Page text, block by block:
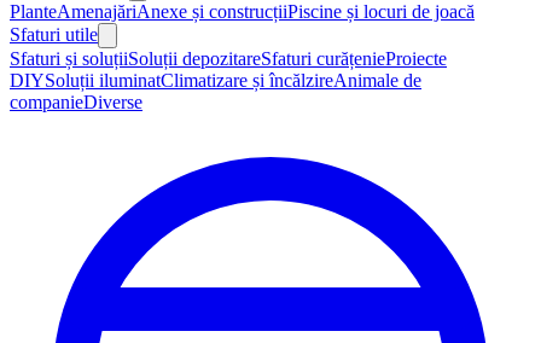
PlanteAmenajăriAnexe și construcțiiPiscine și locuri de joacă
Sfaturi utile
Sfaturi și soluțiiSoluții depozitareSfaturi curățenieProiecte
DIYSoluții iluminatClimatizare și încălzireAnimale de
companieDiverse